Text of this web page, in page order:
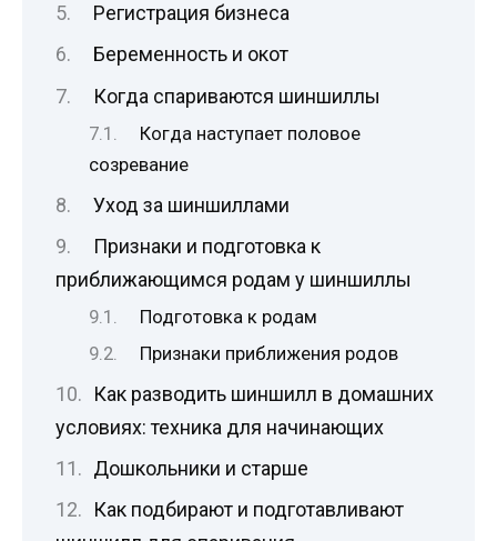
Регистрация бизнеса
Беременность и окот
Когда спариваются шиншиллы
Когда наступает половое
созревание
Уход за шиншиллами
Признаки и подготовка к
приближающимся родам у шиншиллы
Подготовка к родам
Признаки приближения родов
Как разводить шиншилл в домашних
условиях: техника для начинающих
Дошкольники и старше
Как подбирают и подготавливают